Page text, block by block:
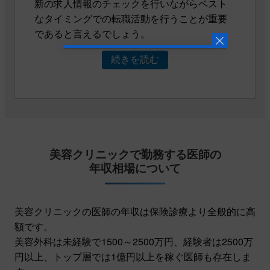
新の求人情報のチェックを行いながらベスト
なタイミングでの転職活動を行うことが重要
であると言えるでしょう。
続きを読む
美容クリニックで勤務する医師の
年収相場について
美容クリニックの医師の年収は保険診療より全般的に高
額です。
美容外科は未経験で1500～2500万円、経験者は2500万
円以上、トップ層では1億円以上を稼ぐ医師も存在しま